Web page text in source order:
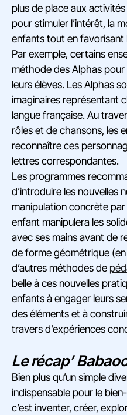
plus de place aux
pour stimuler l’intérêt, la
enfants tout en favorisant
Par exemple, certains
méthode des Alphas
leurs élèves. Les Alphas
imaginaires représentant
langue française. Au
rôles et de chansons, les
reconnaître ces
lettres correspondantes.
Les programmes
d’introduire les nouvelles
manipulation concrète
enfant manipulera les
avec ses mains avant de
de forme géométrique
d’autres méthodes de
belle à ces nouvelles
enfants à engager leurs
des éléments et à
travers d’expériences
Le récap’
Bien plus qu’un simple
indispensable pour le
c’est inventer, créer,